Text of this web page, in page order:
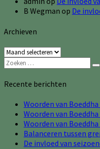
B Wegman op De
Archieven
Archieven
Zoeken
naar:
Recente berichten
Woorden van Boeddha
Woorden van Boeddha
Woorden van Boeddha
Balanceren tussen
De invloed van